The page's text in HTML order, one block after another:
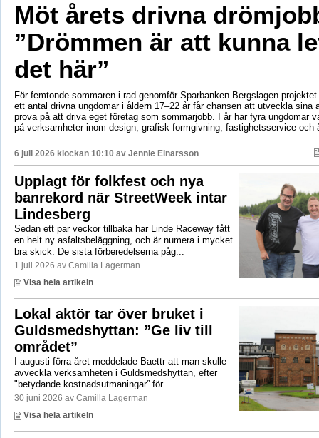
Möt årets drivna
”Drömmen är att kunna
det här”
För femtonde sommaren i rad genomför Sparbanken Bergslagen
ett antal drivna ungdomar i åldern 17–22 år får chansen att utveckla sina
prova på att driva eget företag som sommarjobb. I år har fyra ungdomar
på verksamheter inom design, grafisk formgivning, fastighetsservice och
6 juli 2026 klockan 10:10 av Jennie Einarsson
Upplagt för folkfest och nya
banrekord när StreetWeek intar
Lindesberg
Sedan ett par veckor tillbaka har Linde Raceway fått
en helt ny asfaltsbeläggning, och är numera i mycket
bra skick. De sista förberedelserna påg...
1 juli 2026 av Camilla Lagerman
Visa hela artikeln
Lokal aktör tar över bruket i
Guldsmedshyttan: ”Ge liv till
området”
I augusti förra året meddelade Baettr att man skulle
avveckla verksamheten i Guldsmedshyttan, efter
"betydande kostnadsutmaningar” för ...
30 juni 2026 av Camilla Lagerman
Visa hela artikeln